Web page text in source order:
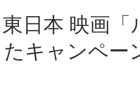
日本 映画
キャンペー